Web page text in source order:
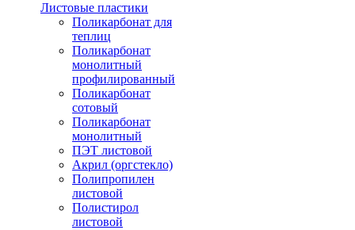
Листовые пластики
Поликарбонат для
теплиц
Поликарбонат
монолитный
профилированный
Поликарбонат
сотовый
Поликарбонат
монолитный
ПЭТ листовой
Акрил (оргстекло)
Полипропилен
листовой
Полистирол
листовой